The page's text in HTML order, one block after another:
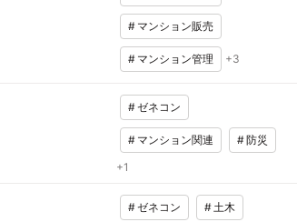
# マンション販売
# マンション管理 +3
#ゼネコン
# マンション関連 #防災
+1
#ゼネコン #土木